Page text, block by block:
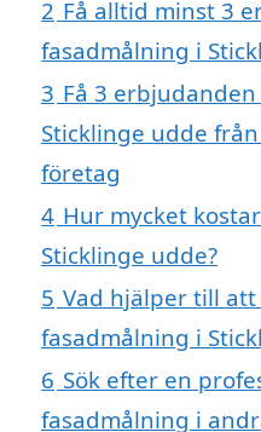
2 Få alltid minst 3
fasadmålning i
3 Få 3
Sticklinge udde
företag
4 Hur mycket
Sticklinge udde?
5 Vad hjälper till
fasadmålning i
6 Sök efter en
fasadmålning i